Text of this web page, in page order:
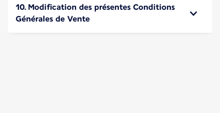
10. Modification des présentes Conditions
Générales de Vente